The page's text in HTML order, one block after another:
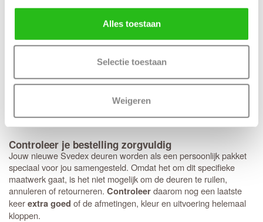
Alles toestaan
Selectie toestaan
Weigeren
ook voor andere merken kiezen. Heb je een voorkeur voor een
strakke look met minirozetten in plaats van een standaard rond of
vierkant rozet? Dan bereiden we dit graag direct voor je voor.
Houd er wel rekening mee dat deze specifieke fabrieksboring
met minirozet. Mooie bijpassende zwarte deurkrukken speciaal
Black on White-seriezijn de Svedex
Controleer je bestelling zorgvuldig
Jouw nieuwe Svedex deuren worden als een persoonlijk pakket
speciaal voor jou samengesteld. Omdat het om dit specifieke
maatwerk gaat, is het niet mogelijk om de deuren te ruilen,
annuleren of retourneren. Controleerdaarom nog een laatste
keerextra goed of de afmetingen, kleur en uitvoering helemaal
kloppen.